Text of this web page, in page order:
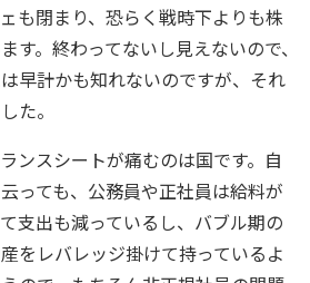
も閉まり、恐らく戦時下よりも株
す。終わってないし見えないので、
早計かも知れないのですが、それ
た。
ンスシートが痛むのは国です。自
っても、公務員や正社員は給料が
支出も減っているし、バブル期の
をレバレッジ掛けて持っているよ